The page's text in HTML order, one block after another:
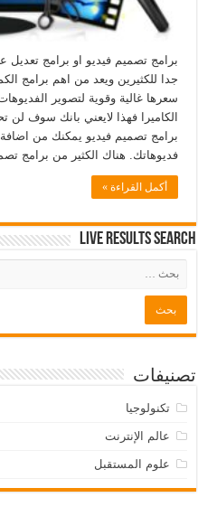
برامج تصميم فيديو او برامج تعديل
جدا للكثيرين ويعد من اهم برامج
سعرها غالية وقوية لتصوير
الكاميرا فهذا لايعني بانك سوف
برامج تصميم فيديو يمكنك من
فديوهاتك. هناك الكثير من برامج
أكمل القراءة »
Live Results Search
تصنيفات
تكنولوجيا
عالم الإنترنت
علوم المستقبل